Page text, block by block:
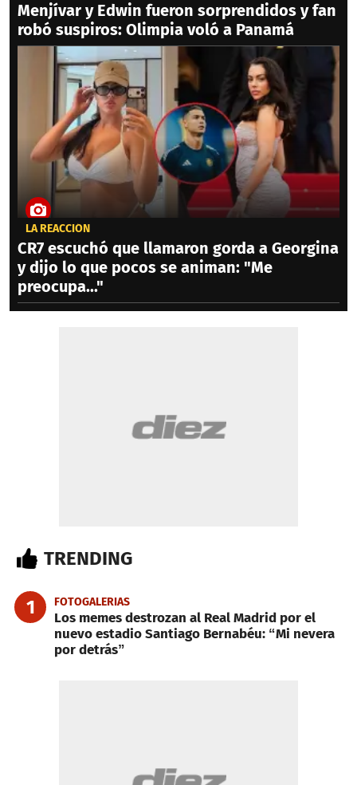
Menjívar y Edwin fueron sorprendidos y fan
robó suspiros: Olimpia voló a Panamá
LA REACCIÓN
CR7 escuchó que llamaron gorda a Georgina
y dijo lo que pocos se animan: "Me
preocupa..."
TRENDING
1 FOTOGALERIAS
Los memes destrozan al Real Madrid por el
nuevo estadio Santiago Bernabéu: “Mi nevera
por detrás”